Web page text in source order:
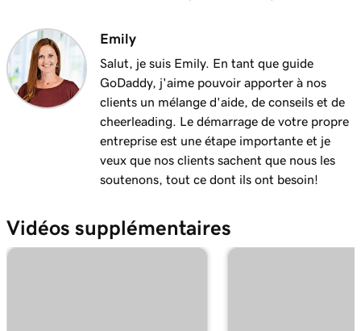
Emily
Salut, je suis Emily. En tant que guide
GoDaddy, j'aime pouvoir apporter à nos
clients un mélange d'aide, de conseils et de
cheerleading. Le démarrage de votre propre
entreprise est une étape importante et je
veux que nos clients sachent que nous les
soutenons, tout ce dont ils ont besoin!
Vidéos supplémentaires